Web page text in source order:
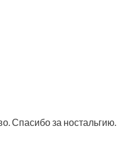
Спасибо за ностальгию.